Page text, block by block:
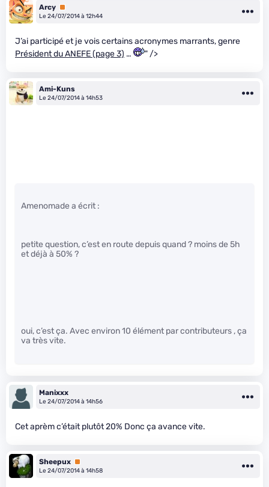
Arcy Premium
Le 24/07/2014 à 12h44
J’ai participé et je vois certains acronymes marrants, genre
Président du ANEFE (page 3) … " />
Ami-Kuns
Le 24/07/2014 à 14h53
Amenomade a écrit :
petite question, c’est en route depuis quand ? moins de 5h
et déjà à 50% ?
oui, c’est ça. Avec environ 10 élément par contributeurs , ça
va très vite.
Manixxx
Le 24/07/2014 à 14h56
Cet aprèm c’était plutôt 20% Donc ça avance vite.
Sheepux Premium
Le 24/07/2014 à 14h58